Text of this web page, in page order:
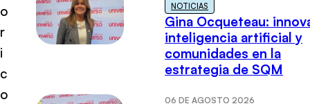
o
r
i
c
o
NOTICIAS
Gina Ocqueteau:
inteligencia artificial y
comunidades en la
estrategia de SQM
06 DE AGOSTO 2026